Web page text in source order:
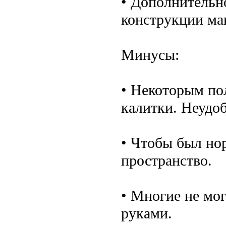
конструкции
Минусы:
• Некоторым
калитки.
• Чтобы был
пространство.
• Многие не
руками.